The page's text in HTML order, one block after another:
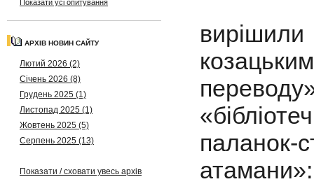
Показати усі опитування
АРХІВ НОВИН САЙТУ
Лютий 2026 (2)
Січень 2026 (8)
Грудень 2025 (1)
Листопад 2025 (1)
Жовтень 2025 (5)
Серпень 2025 (13)
Показати / сховати увесь архів
атамани»: